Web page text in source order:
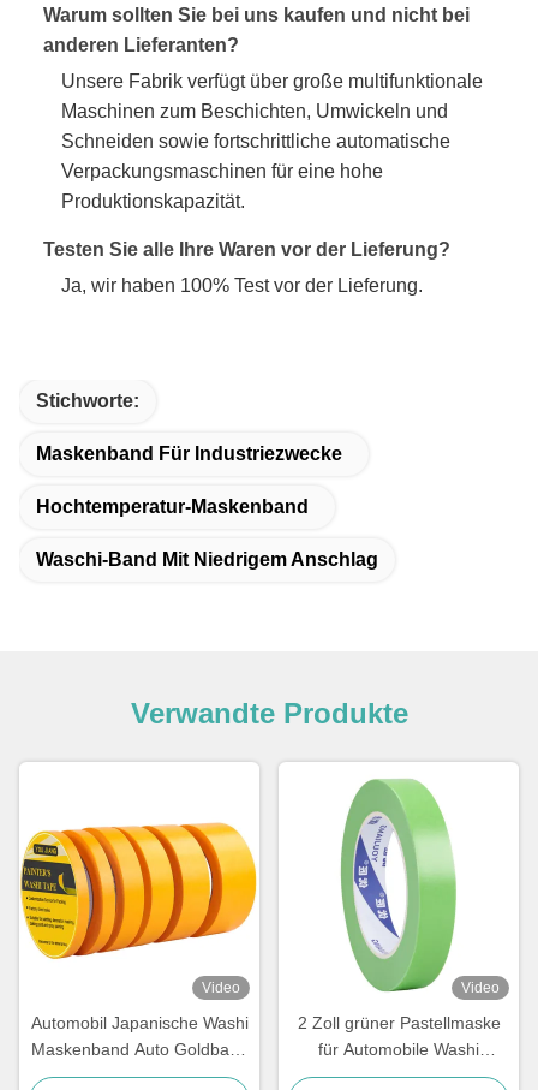
Warum sollten Sie bei uns kaufen und nicht bei
anderen Lieferanten?
Unsere Fabrik verfügt über große multifunktionale
Maschinen zum Beschichten, Umwickeln und
Schneiden sowie fortschrittliche automatische
Verpackungsmaschinen für eine hohe
Produktionskapazität.
Testen Sie alle Ihre Waren vor der Lieferung?
Ja, wir haben 100% Test vor der Lieferung.
Stichworte:
Maskenband Für Industriezwecke
Hochtemperatur-Maskenband
Waschi-Band Mit Niedrigem Anschlag
Verwandte Produkte
Video
Automobil Japanische Washi
Maskenband Auto Goldband
Reispapierband 100mic
Video
2 Zoll grüner Pastellmaske
für Automobile Washi
Papierband Dekoration